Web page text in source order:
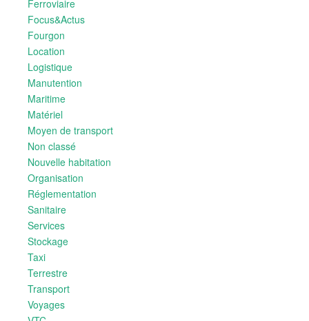
Ferroviaire
Focus&Actus
Fourgon
Location
Logistique
Manutention
Maritime
Matériel
Moyen de transport
Non classé
Nouvelle habitation
Organisation
Réglementation
Sanitaire
Services
Stockage
Taxi
Terrestre
Transport
Voyages